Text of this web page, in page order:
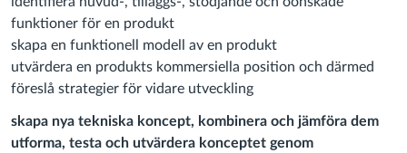
funktioner för en produkt
skapa en funktionell modell av en produkt
utvärdera en produkts kommersiella position och därmed
föreslå strategier för vidare utveckling
skapa nya tekniska koncept, kombinera och jämföra dem
utforma, testa och utvärdera konceptet genom